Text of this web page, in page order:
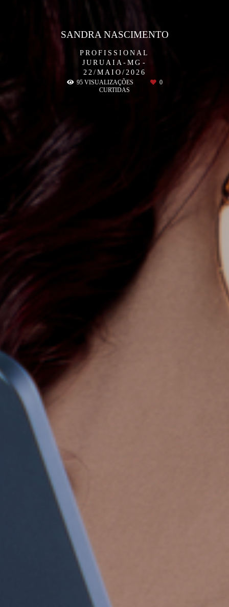
PROFISSIONAL
JURUAIA-MG
22/MAIO/2026
SANDRA NASCIMENTO
95VISUALIZAÇÕES
0
CURTIDAS